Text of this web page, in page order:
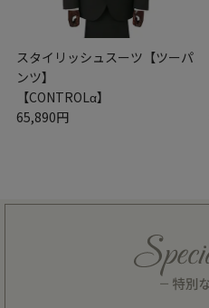
スタイリッシュスーツ【ツーパ
ンツ】
【CONTROLα】
65,890円